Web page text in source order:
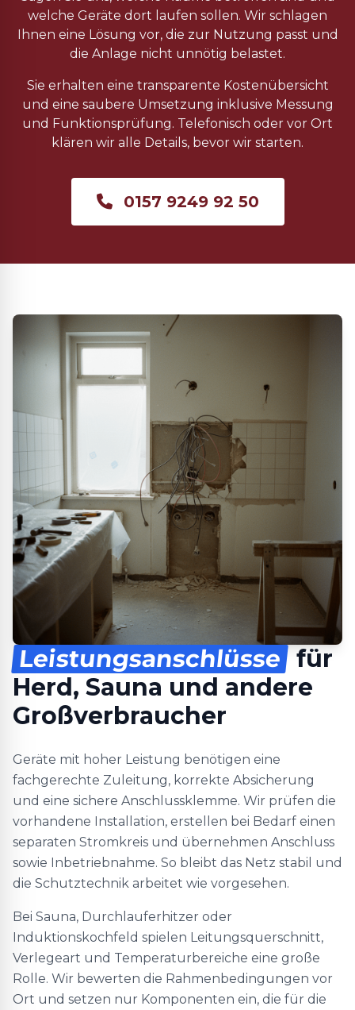
welche Geräte dort laufen sollen. Wir schlagen
Ihnen eine Lösung vor, die zur Nutzung passt und
die Anlage nicht unnötig belastet.
Sie erhalten eine transparente Kostenübersicht
und eine saubere Umsetzung inklusive Messung
und Funktionsprüfung. Telefonisch oder vor Ort
klären wir alle Details, bevor wir starten.
0157 9249 92 50
Leistungsanschlüsse für
Herd, Sauna und andere
Großverbraucher
Geräte mit hoher Leistung benötigen eine
fachgerechte Zuleitung, korrekte Absicherung
und eine sichere Anschlussklemme. Wir prüfen die
vorhandene Installation, erstellen bei Bedarf einen
separaten Stromkreis und übernehmen Anschluss
sowie Inbetriebnahme. So bleibt das Netz stabil und
die Schutztechnik arbeitet wie vorgesehen.
Bei Sauna, Durchlauferhitzer oder
Induktionskochfeld spielen Leitungsquerschnitt,
Verlegeart und Temperaturbereiche eine große
Rolle. Wir bewerten die Rahmenbedingungen vor
Ort und setzen nur Komponenten ein, die für die